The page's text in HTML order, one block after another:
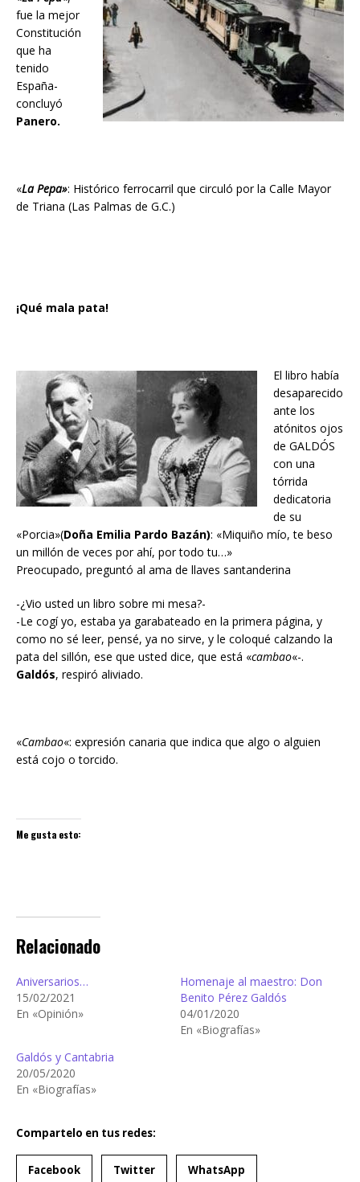
fue la mejor
Constitución
que ha
tenido
España-
concluyó
Panero.
«La Pepa»: Histórico ferrocarril que circuló por la Calle Mayor
de Triana (Las Palmas de G.C.)
¡Qué mala pata!
El libro había
desaparecido
ante los
atónitos ojos
de GALDÓS
con una
tórrida
dedicatoria
de su
«Porcia»(Doña Emilia Pardo Bazán): «Miquiño mío, te beso
un millón de veces por ahí, por todo tu…»
Preocupado, preguntó al ama de llaves santanderina
-¿Vio usted un libro sobre mi mesa?-
-Le cogí yo, estaba ya garabateado en la primera página, y
como no sé leer, pensé, ya no sirve, y le coloqué calzando la
pata del sillón, ese que usted dice, que está «cambao«-.
Galdós, respiró aliviado.
«Cambao«: expresión canaria que indica que algo o alguien
está cojo o torcido.
Me gusta esto:
Relacionado
Aniversarios…
15/02/2021
En «Opinión»
Homenaje al maestro: Don
Benito Pérez Galdós
04/01/2020
En «Biografías»
Galdós y Cantabria
20/05/2020
En «Biografías»
Compartelo en tus redes:
Facebook Twitter WhatsApp